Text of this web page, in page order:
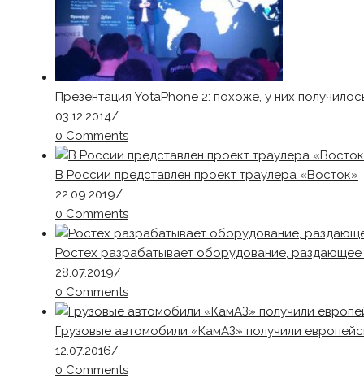
Презентация YotaPhone 2: похоже, у них
03.12.2014/
0 Comments
В России представлен проект траулера «Восток»
22.09.2019/
0 Comments
Ростех разрабатывает оборудование, раздающее
28.07.2019/
0 Comments
Грузовые автомобили «КамАЗ» получили
12.07.2016/
0 Comments